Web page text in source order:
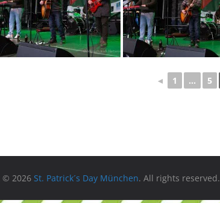
◄ 1 ... 5
© 2026 St. Patrick´s Day München. All rights reserved.